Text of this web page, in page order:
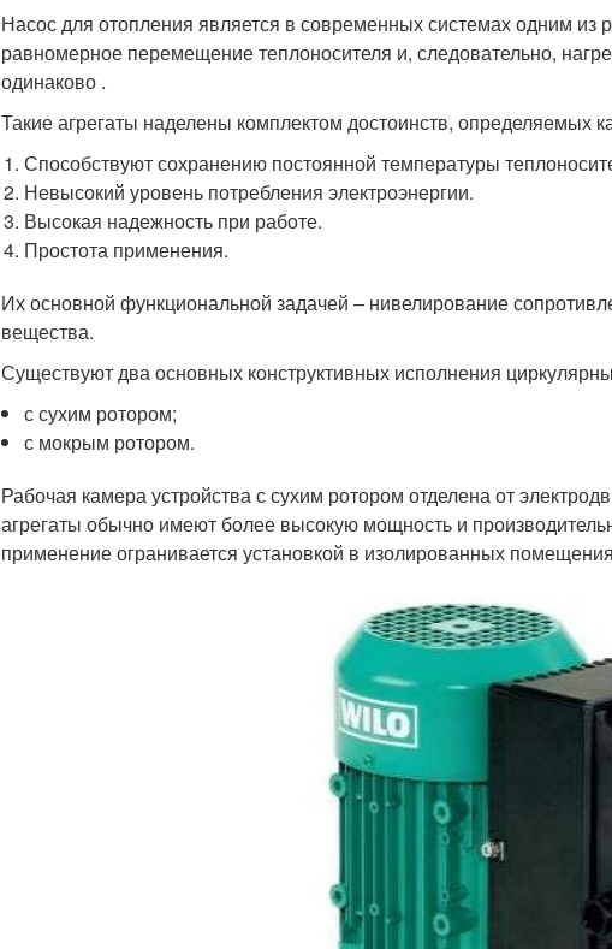
Насос для отопления является в современных системах одним
равномерное перемещение теплоносителя и, следовательно,
одинаково .
Такие агрегаты наделены комплектом достоинств, определяемых
Способствуют сохранению постоянной температуры
Невысокий уровень потребления электроэнергии.
Высокая надежность при работе.
Простота применения.
Их основной функциональной задачей – нивелирование
вещества.
Существуют два основных конструктивных исполнения
с сухим ротором;
с мокрым ротором.
Рабочая камера устройства с сухим ротором отделена от
агрегаты обычно имеют более высокую мощность и
применение огранивается установкой в изолированных